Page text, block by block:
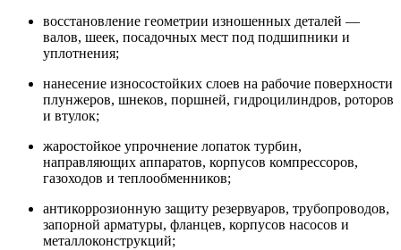
восстановление геометрии изношенных деталей —
валов, шеек, посадочных мест под подшипники и
уплотнения;
нанесение износостойких слоев на рабочие поверхности
плунжеров, шнеков, поршней, гидроцилиндров, роторов
и втулок;
жаростойкое упрочнение лопаток турбин,
направляющих аппаратов, корпусов компрессоров,
газоходов и теплообменников;
антикоррозионную защиту резервуаров, трубопроводов,
запорной арматуры, фланцев, корпусов насосов и
металлоконструкций;